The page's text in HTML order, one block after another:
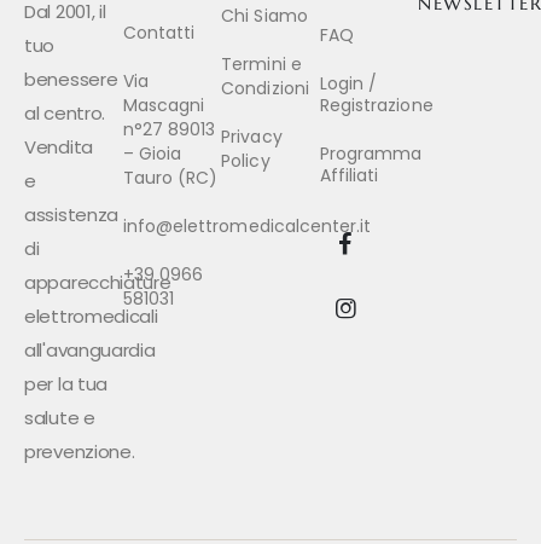
Dal 2001, il
tuo
benessere
al centro.
Vendita
e
assistenza
di
apparecchiature
elettromedicali
all'avanguardia
per la tua
salute e
prevenzione.
FAQ
Login /
Registrazione
Programma
Affiliati
Chi Siamo
Termini e
Condizioni
Privacy
Policy
Contatti
Via
Mascagni
n°27 89013
– Gioia
Tauro (RC)
info@elettromedicalcenter.it
+39 0966
581031